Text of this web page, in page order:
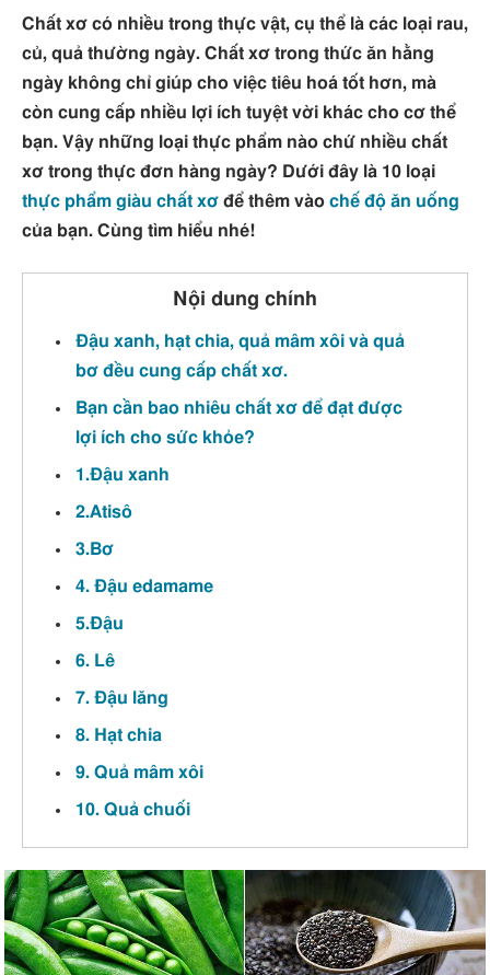
Chất xơ có nhiều trong thực vật, cụ thể là các loại rau,
củ, quả thường ngày. Chất xơ trong thức ăn hằng
ngày không chỉ giúp cho việc tiêu hoá tốt hơn, mà
còn cung cấp nhiều lợi ích tuyệt vời khác cho cơ thể
bạn. Vậy những loại thực phẩm nào chứ nhiều chất
xơ trong thực đơn hàng ngày? Dưới đây là 10 loại
thực phẩm giàu chất xơ để thêm vào chế độ ăn uống
của bạn. Cùng tìm hiểu nhé!
Nội dung chính
Đậu xanh, hạt chia, quả mâm xôi và quả
bơ đều cung cấp chất xơ.
Bạn cần bao nhiêu chất xơ để đạt được
lợi ích cho sức khỏe?
1.Đậu xanh
2.Atisô
3.Bơ
4. Đậu edamame
5.Đậu
6. Lê
7. Đậu lăng
8. Hạt chia
9. Quả mâm xôi
10. Quả chuối